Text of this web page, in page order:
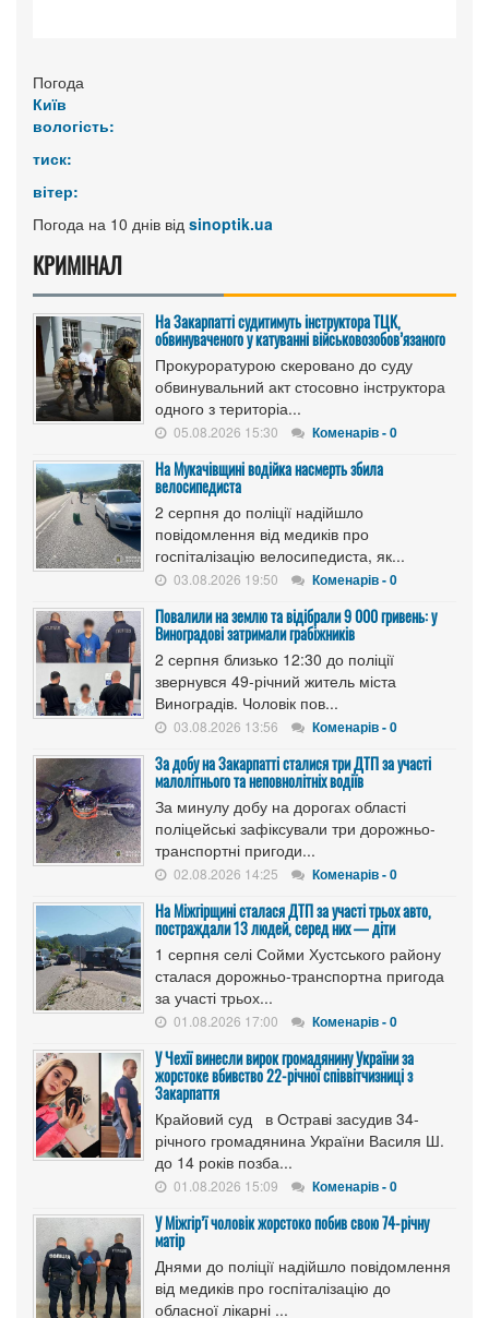
Погода
Київ
вологість:
тиск:
вітер:
Погода на 10 днів від sinoptik.ua
КРИМІНАЛ
На Закарпатті судитимуть інструктора ТЦК,
обвинуваченого у катуванні військовозобов’язаного
Прокуроратурою скеровано до суду
обвинувальний акт стосовно інструктора
одного з територіа...
05.08.2026 15:30 Коменарів - 0
На Мукачівщині водійка насмерть збила
велосипедиста
2 серпня до поліції надійшло
повідомлення від медиків про
госпіталізацію велосипедиста, як...
03.08.2026 19:50 Коменарів - 0
Повалили на землю та відібрали 9 000 гривень: у
Виноградові затримали грабіжників
2 серпня близько 12:30 до поліції
звернувся 49-річний житель міста
Виноградів. Чоловік пов...
03.08.2026 13:56 Коменарів - 0
За добу на Закарпатті сталися три ДТП за участі
малолітнього та неповнолітніх водіїв
За минулу добу на дорогах області
поліцейські зафіксували три дорожньо-
транспортні пригоди...
02.08.2026 14:25 Коменарів - 0
На Міжгірщині сталася ДТП за участі трьох авто,
постраждали 13 людей, серед них — діти
1 серпня селі Сойми Хустського району
сталася дорожньо-транспортна пригода
за участі трьох...
01.08.2026 17:00 Коменарів - 0
У Чехії винесли вирок громадянину України за
жорстоке вбивство 22-річної співвітчизниці з
Закарпаття
Крайовий суд в Остраві засудив 34-
річного громадянина України Василя Ш.
до 14 років позба...
01.08.2026 15:09 Коменарів - 0
У Міжгір’ї чоловік жорстоко побив свою 74-річну
матір
Днями до поліції надійшло повідомлення
від медиків про госпіталізацію до
обласної лікарні ...